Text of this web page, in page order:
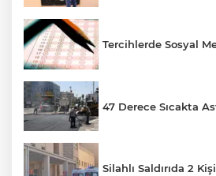
Tercihlerde Sosyal
47 Derece Sıcakta
Silahlı Saldırıda 2